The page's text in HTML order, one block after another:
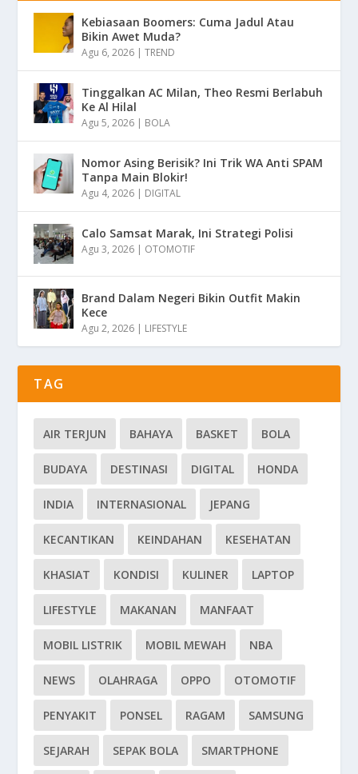
Kebiasaan Boomers: Cuma Jadul Atau
Bikin Awet Muda?
Agu 6, 2026 |TREND
Tinggalkan AC Milan, Theo Resmi Berlabuh
Ke Al Hilal
Agu 5, 2026 | BOLA
Nomor Asing Berisik? Ini Trik WA Anti SPAM
Tanpa Main Blokir!
Agu 4, 2026 | DIGITAL
Calo Samsat Marak, Ini Strategi Polisi
Agu 3, 2026 | OTOMOTIF
Brand Dalam Negeri Bikin Outfit Makin
Kece
Agu 2, 2026 | LIFESTYLE
TAG
AIR TERJUN BAHAYA BASKET BOLA
BUDAYA DESTINASI DIGITAL HONDA
INDIA INTERNASIONAL JEPANG
KECANTIKAN KEINDAHAN KESEHATAN
KHASIAT KONDISI KULINER LAPTOP
LIFESTYLE MAKANAN MANFAAT
MOBIL LISTRIK MOBIL MEWAH NBA
NEWS OLAHRAGA OPPO OTOMOTIF
PENYAKIT PONSEL RAGAM SAMSUNG
SEJARAH SEPAK BOLA SMARTPHONE